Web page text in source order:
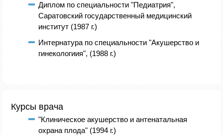
Диплом по специальности "Педиатрия",
Саратовский государственный медицинский
институт (1987 г.)
Интернатура по специальности "Акушерство и
гинекологиия", (1988 г.)
Курсы врача
"Клиническое акушерство и антенатальная
охрана плода" (1994 г.)